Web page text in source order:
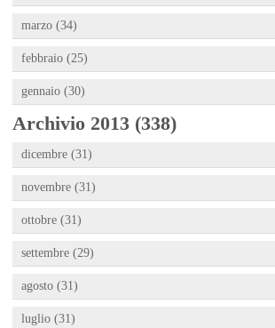
marzo (34)
febbraio (25)
gennaio (30)
Archivio 2013 (338)
dicembre (31)
novembre (31)
ottobre (31)
settembre (29)
agosto (31)
luglio (31)